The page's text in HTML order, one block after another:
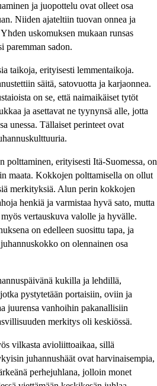
ja juopottelu ovat olleet osa
Niiden ajateltiin tuovan onnea ja
uskomuksen mukaan runsas
paremman sadon.
taikoja, erityisesti lemmentaikoja.
säitä, satovuotta ja karjaonnea.
on se, että naimaikäiset tytöt
ja asettavat ne tyynynsä alle, jotta
unessa. Tällaiset perinteet ovat
polttaminen, erityisesti Itä-Suomessa, on
maata. Kokkojen polttamisella on ollut
merkityksiä. Alun perin kokkojen
henkiä ja varmistaa hyvä sato, mutta
vertauskuva valolle ja hyvälle.
on edelleen suosittu tapa, ja
on olennainen osa
kukilla ja lehdillä,
pystytetään portaisiin, oviin ja
juurensa vanhoihin pakanallisiin
merkitys oli keskiössä.
vilkasta avioliittoaikaa, sillä
juhannushäät ovat harvinaisempia,
perhejuhlana, jolloin monet